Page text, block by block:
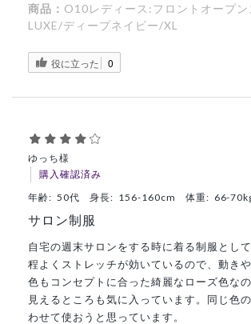
商品： O10レディース:フロントオープン
LUXE/ディープネイビー/XL
役に立った 0
ゆっち様
購入確認済み
年齢: 50代 身長: 156-160cm 体重: 66-
サロン制服
自宅の週末サロンをする時に着る制服として
程よくストレッチが効いているので、動きや
色もコンセプトに合った綺麗なローズ色な
見えるところも気に入っています。同じ色
わせて使おうと思っています。